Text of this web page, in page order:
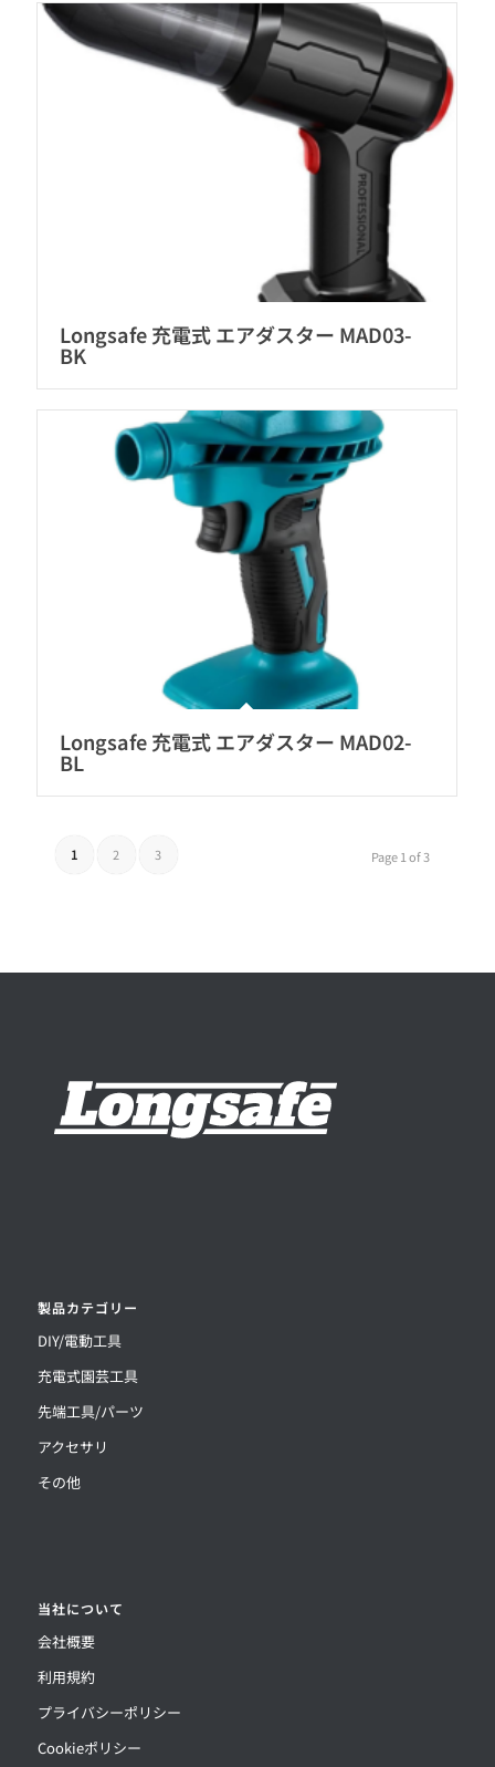
Longsafe 充電式 エアダスター MAD03-
BK
Longsafe 充電式 エアダスター MAD02-
BL
Page 1 of 3
1 2 3
製品カテゴリー
DIY/電動工具
充電式園芸工具
先端工具/パーツ
アクセサリ
その他
当社について
会社概要
利用規約
プライバシーポリシー
Cookieポリシー